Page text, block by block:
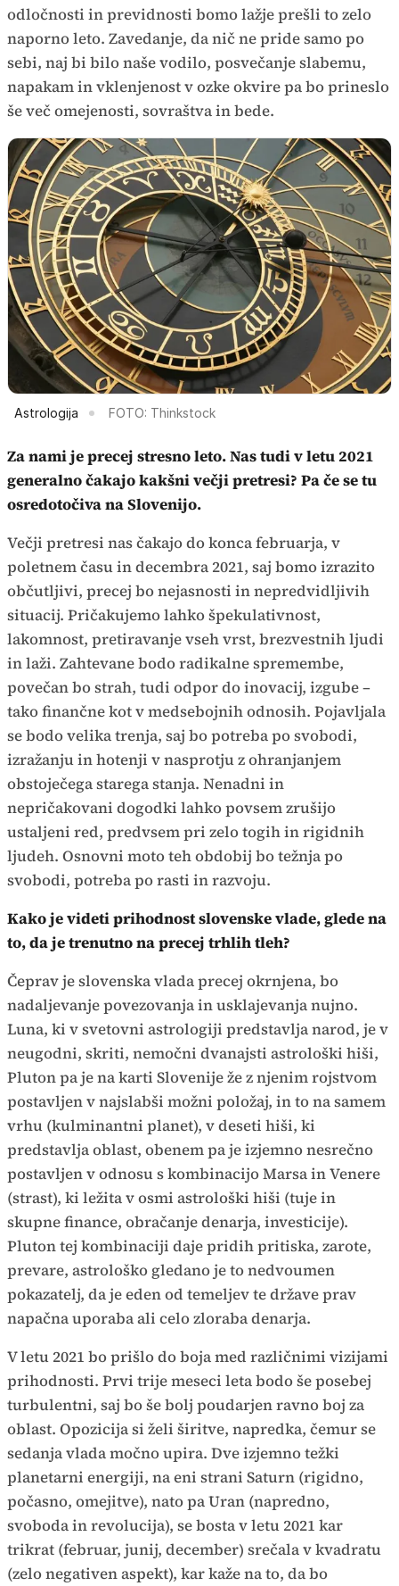
odločnosti in previdnosti bomo lažje prešli to zelo
naporno leto. Zavedanje, da nič ne pride samo po
sebi, naj bi bilo naše vodilo, posvečanje slabemu,
napakam in vklenjenost v ozke okvire pa bo prineslo
še več omejenosti, sovraštva in bede.
Astrologija FOTO: Thinkstock
Za nami je precej stresno leto. Nas tudi v letu 2021
generalno čakajo kakšni večji pretresi? Pa če se tu
osredotočiva na Slovenijo.
Večji pretresi nas čakajo do konca februarja, v
poletnem času in decembra 2021, saj bomo izrazito
občutljivi, precej bo nejasnosti in nepredvidljivih
situacij. Pričakujemo lahko špekulativnost,
lakomnost, pretiravanje vseh vrst, brezvestnih ljudi
in laži. Zahtevane bodo radikalne spremembe,
povečan bo strah, tudi odpor do inovacij, izgube –
tako finančne kot v medsebojnih odnosih. Pojavljala
se bodo velika trenja, saj bo potreba po svobodi,
izražanju in hotenji v nasprotju z ohranjanjem
obstoječega starega stanja. Nenadni in
nepričakovani dogodki lahko povsem zrušijo
ustaljeni red, predvsem pri zelo togih in rigidnih
ljudeh. Osnovni moto teh obdobij bo težnja po
svobodi, potreba po rasti in razvoju.
Kako je videti prihodnost slovenske vlade, glede na
to, da je trenutno na precej trhlih tleh?
Čeprav je slovenska vlada precej okrnjena, bo
nadaljevanje povezovanja in usklajevanja nujno.
Luna, ki v svetovni astrologiji predstavlja narod, je v
neugodni, skriti, nemočni dvanajsti astrološki hiši,
Pluton pa je na karti Slovenije že z njenim rojstvom
postavljen v najslabši možni položaj, in to na samem
vrhu (kulminantni planet), v deseti hiši, ki
predstavlja oblast, obenem pa je izjemno nesrečno
postavljen v odnosu s kombinacijo Marsa in Venere
(strast), ki ležita v osmi astrološki hiši (tuje in
skupne finance, obračanje denarja, investicije).
Pluton tej kombinaciji daje pridih pritiska, zarote,
prevare, astrološko gledano je to nedvoumen
pokazatelj, da je eden od temeljev te države prav
napačna uporaba ali celo zloraba denarja.
V letu 2021 bo prišlo do boja med različnimi vizijami
prihodnosti. Prvi trije meseci leta bodo še posebej
turbulentni, saj bo še bolj poudarjen ravno boj za
oblast. Opozicija si želi širitve, napredka, čemur se
sedanja vlada močno upira. Dve izjemno težki
planetarni energiji, na eni strani Saturn (rigidno,
počasno, omejitve), nato pa Uran (napredno,
svoboda in revolucija), se bosta v letu 2021 kar
trikrat (februar, junij, december) srečala v kvadratu
(zelo negativen aspekt), kar kaže na to, da bo